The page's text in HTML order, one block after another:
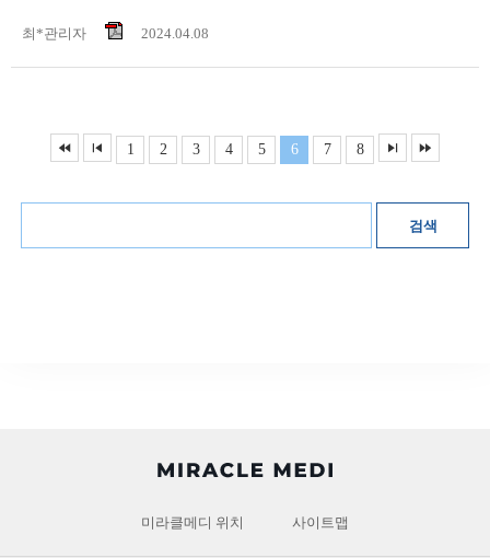
최*관리자 2024.04.08
1 2 3 4 5 6 7 8
검색
미라클메디 위치 사이트맵